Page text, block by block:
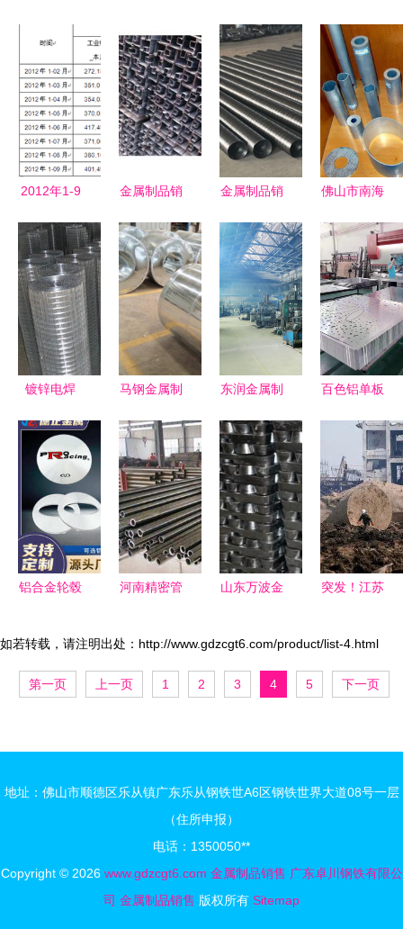
售 打造卓
越金属制品
的基石
宁波北仑安
拓金属制品
的高品质定
制解决方案
含量解析及
其在金属制
品销售中的
应用
发 优选九
邦金属制品
有限公司
2012年1-9
物制品业销
售产值数据
分析及金属
制品销售关
联探讨
金属制品销
津市北辰区
滕飞翔金属
制品销售部
金属制品销
易登网的专
业橡胶、塑
料与金属加
工服务
佛山市南海
品 专业定
做镀锌方管
及铝合金材
料，优质供
应与服务
镀锌电焊
貂笼与建筑
钢筋网 安
平县蓝鼎丝
网制品的高
品质特种钢
铁材料销售
马钢金属制
质产品与专
业服务的完
美结合
东润金属制
属制品销售
与解决方案
提供商
百色铝单板
思铝金属制
品的专业之
道
铝合金轮毂
高品质特种
钢铁材料的
销售前景
河南精密管
金属制品的
销售概况
山东万波金
造高品质特
种钢铁材料
销售专家
突发！江苏
发生爆炸致
3人遇难2人
失联，特种
全引关注
如若转载，请注明出处：http://www.gdzcgt6.com/product/list-4.html
第一页 上一页 1 2 3 4 5 下一页
地址：佛山市顺德区乐从镇广东乐从钢铁世A6区钢铁世界大道08号一层
（住所申报）
电话：1350050**
Copyright © 2026 www.gdzcgt6.com 金属制品销售 广东卓川钢铁有限公
司 金属制品销售 版权所有 Sitemap